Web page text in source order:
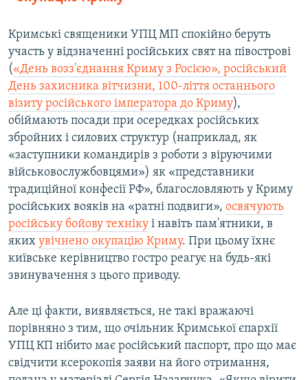
Кримські священики УПЦ МП спокійно беруть
участь у відзначенні російських свят на півострові
(«День возз'єднання Криму з Росією», російський
День захисника вітчизни, 100-ліття останнього
візиту російського імператора до Криму),
обіймають посади при осередках російських
збройних і силових структур (наприклад, як
«заступники командирів з роботи з віруючими
військовослужбовцями») як «представники
традиційної конфесії РФ», благословляють у Криму
російських вояків на «ратні подвиги», освячують
російську бойову техніку і навіть пам'ятники, в
яких увічнено окупацію Криму. При цьому їхнє
київське керівництво гостро реагує на будь-які
звинувачення з цього приводу.
Але ці факти, виявляється, не такі вражаючі
порівняно з тим, що очільник Кримської єпархії
УПЦ КП нібито має російський паспорт, про що має
свідчити ксерокопія заяви на його отримання,